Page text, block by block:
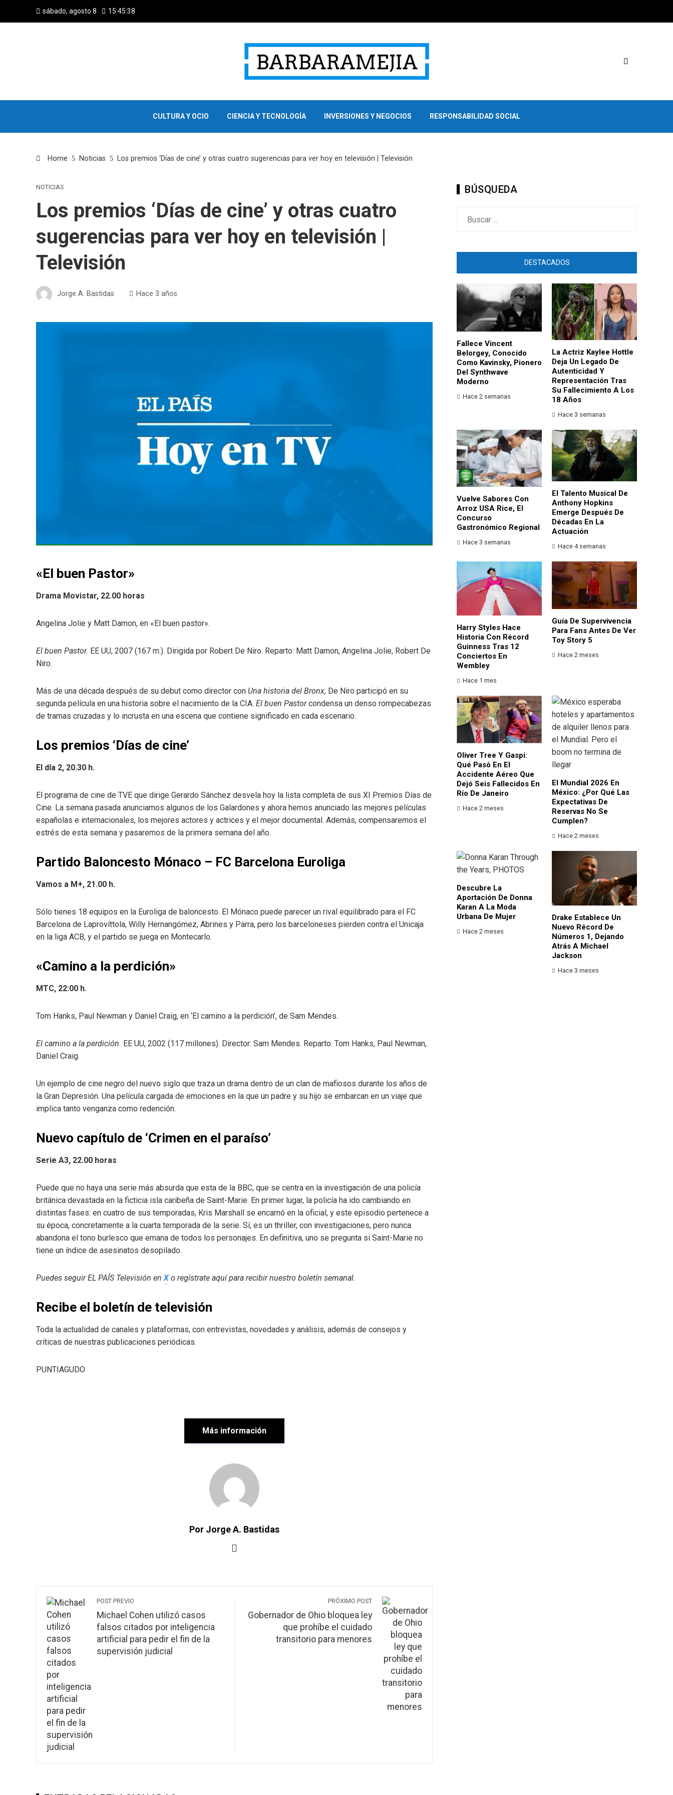
sábado, agosto 8 15:45:39
CULTURA Y OCIO CIENCIA Y TECNOLOGÍA INVERSIONES Y NEGOCIOS RESPONSABILIDAD SOCIAL
Home Noticias Los premios ‘Días de cine’ y otras cuatro sugerencias para ver hoy en televisión | Televisión
NOTICIAS
Los premios ‘Días de cine’ y otras cuatro
sugerencias para ver hoy en televisión |
Televisión
Jorge A. Bastidas Hace 3 años
«El buen Pastor»
Drama Movistar, 22.00 horas
Angelina Jolie y Matt Damon, en «El buen pastor».
El buen Pastor. EE UU, 2007 (167 m.). Dirigida por Robert De Niro. Reparto: Matt Damon, Angelina Jolie, Robert De
Niro.
Más de una década después de su debut como director con Una historia del Bronx, De Niro participó en su
segunda película en una historia sobre el nacimiento de la CIA. El buen Pastorcondensa un denso rompecabezas
de tramas cruzadas y lo incrusta en una escena que contiene significado en cada escenario.
Los premios ‘Días de cine’
El día 2, 20.30 h.
El programa de cine de TVE que dirige Gerardo Sánchez desvela hoy la lista completa de sus XI Premios Días de
Cine. La semana pasada anunciamos algunos de los Galardones y ahora hemos anunciado las mejores películas
españolas e internacionales, los mejores actores y actrices y el mejor documental. Además, compensaremos el
estrés de esta semana y pasaremos de la primera semana del año.
Partido Baloncesto Mónaco – FC Barcelona Euroliga
Vamos a M+, 21.00 h.
Sólo tienes 18 equipos en la Euroliga de baloncesto. El Mónaco puede parecer un rival equilibrado para el FC
Barcelona de Laprovíttola, Willy Hernangómez, Abrines y Parra, pero los barceloneses pierden contra el Unicaja
en la liga ACB, y el partido se juega en Montecarlo.
«Camino a la perdición»
MTC, 22:00 h.
Tom Hanks, Paul Newman y Daniel Craig, en ‘El camino a la perdición’, de Sam Mendes.
El camino a la perdición. EE UU, 2002 (117 millones). Director: Sam Mendes. Reparto: Tom Hanks, Paul Newman,
Daniel Craig.
Un ejemplo de cine negro del nuevo siglo que traza un drama dentro de un clan de mafiosos durante los años de
la Gran Depresión. Una película cargada de emociones en la que un padre y su hijo se embarcan en un viaje que
implica tanto venganza como redención.
Nuevo capítulo de ‘Crimen en el paraíso’
Serie A3, 22.00 horas
Puede que no haya una serie más absurda que esta de la BBC, que se centra en la investigación de una policía
británica devastada en la ficticia isla caribeña de Saint-Marie. En primer lugar, la policía ha ido cambiando en
distintas fases: en cuatro de sus temporadas, Kris Marshall se encarnó en la oficial, y este episodio pertenece a
su época, concretamente a la cuarta temporada de la serie. Sí, es un thriller, con investigaciones, pero nunca
abandona el tono burlesco que emana de todos los personajes. En definitiva, uno se pregunta si Saint-Marie no
tiene un índice de asesinatos desopilado.
Puedes seguir EL PAÍS Televisión en Xo regístrate aquí para recibirnuestro boletín semanal.
Recibe el boletín de televisión
Toda la actualidad de canales y plataformas, con entrevistas, novedades y análisis, además de consejos y
críticas de nuestras publicaciones periódicas.
PUNTIAGUDO
Más información
Por Jorge A. Bastidas
POST PREVIO
Michael Cohen utilizó casos
falsos citados por inteligencia
artificial para pedir el fin de la
supervisión judicial
PRÓXIMO POST
Gobernador de Ohio bloquea ley
que prohíbe el cuidado
transitorio para menores
BÚSQUEDA
DESTACADOS
Fallece Vincent
Belorgey, Conocido
Como Kavinsky, Pionero
Del Synthwave
Moderno
Hace 2 semanas
La Actriz Kaylee Hottle
Deja Un Legado De
Autenticidad Y
Representación Tras
Su Fallecimiento A Los
18 Años
Hace 3 semanas
Vuelve Sabores Con
Arroz USA Rice, El
Concurso
Gastronómico Regional
Hace 3 semanas
El Talento Musical De
Anthony Hopkins
Emerge Después De
Décadas En La
Actuación
Hace 4 semanas
Harry Styles Hace
Historia Con Récord
Guinness Tras 12
Conciertos En
Wembley
Hace 1 mes
Guía De Supervivencia
Para Fans Antes De Ver
Toy Story 5
Hace 2 meses
Oliver Tree Y Gaspi:
Qué Pasó En El
Accidente Aéreo Que
Dejó Seis Fallecidos En
Río De Janeiro
Hace 2 meses
El Mundial 2026 En
México: ¿por Qué Las
Expectativas De
Reservas No Se
Cumplen?
Hace 2 meses
Descubre La
Aportación De Donna
Karan A La Moda
Urbana De Mujer
Hace 2 meses
Drake Establece Un
Nuevo Récord De
Números 1, Dejando
Atrás A Michael
Jackson
Hace 3 meses